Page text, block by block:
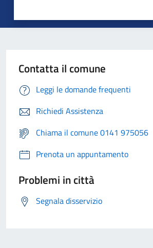
Contatta il comune
Leggi le domande frequenti
Richiedi Assistenza
Chiama il comune 0141 975056
Prenota un appuntamento
Problemi in città
Segnala disservizio